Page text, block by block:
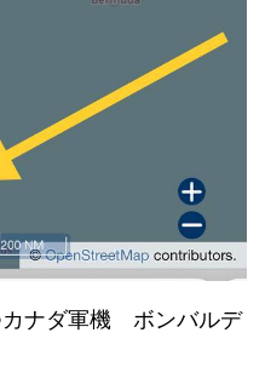
カナダ軍機 ボンバルデ